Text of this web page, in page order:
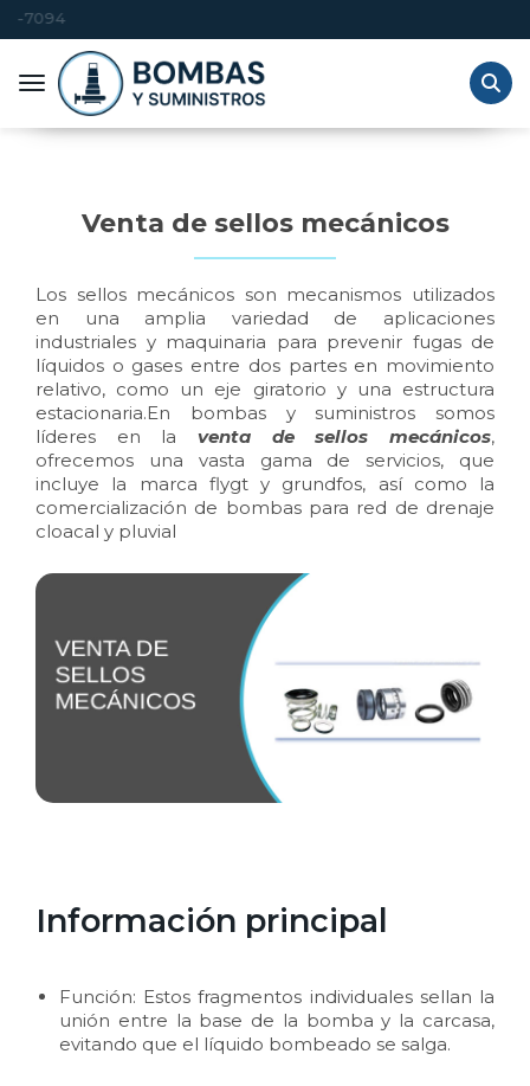
Toggle navigation
Venta de sellos mecánicos
Los sellos mecánicos son mecanismos utilizados
en una amplia variedad de aplicaciones
industriales y maquinaria para prevenir fugas de
líquidos o gases entre dos partes en movimiento
relativo, como un eje giratorio y una estructura
estacionaria.En bombas y suministros somos
líderes en la venta de sellos mecánicos,
ofrecemos una vasta gama de servicios, que
incluye la marca flygt y grundfos, así como la
comercialización de bombas para red de drenaje
cloacal y pluvial
Información principal
Función: Estos fragmentos individuales sellan la
unión entre la base de la bomba y la carcasa,
evitando que el líquido bombeado se salga.